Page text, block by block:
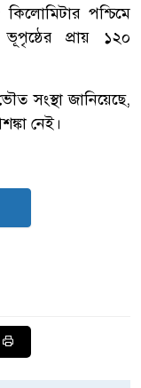
পশ্চিমে
প্রায় ১২০
সংস্থা জানিয়েছে,
নেই।